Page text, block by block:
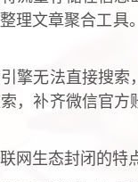
理文章聚合工具
擎无法直接搜索
，补齐微信官方
网生态封闭的特